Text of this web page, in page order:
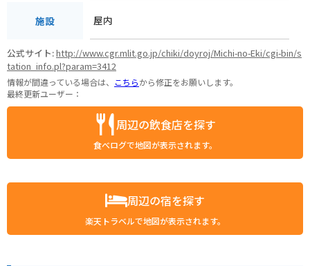
施設 屋内
公式サイト:http://www.cgr.mlit.go.jp/chiki/doyroj/Michi-no-Eki/cgi-bin/s
tation_info.pl?param=3412
情報が間違っている場合は、 こちらから修正をお願いします。
最終更新ユーザー：
周辺の飲食店を探す
食べログで地図が表示されます。
周辺の宿を探す
楽天トラベルで地図が表示されます。